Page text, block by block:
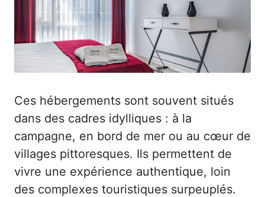
Ces hébergements sont souvent situés
dans des cadres idylliques : à la
campagne, en bord de mer ou au cœur de
villages pittoresques. Ils permettent de
vivre une expérience authentique, loin
des complexes touristiques surpeuplés.